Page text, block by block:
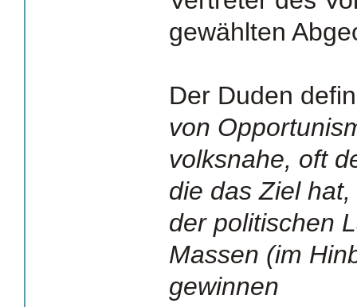
gewählten
Der Duden
von
volksnahe, oft
die das Ziel
der politischen
Massen (im
gewinnen